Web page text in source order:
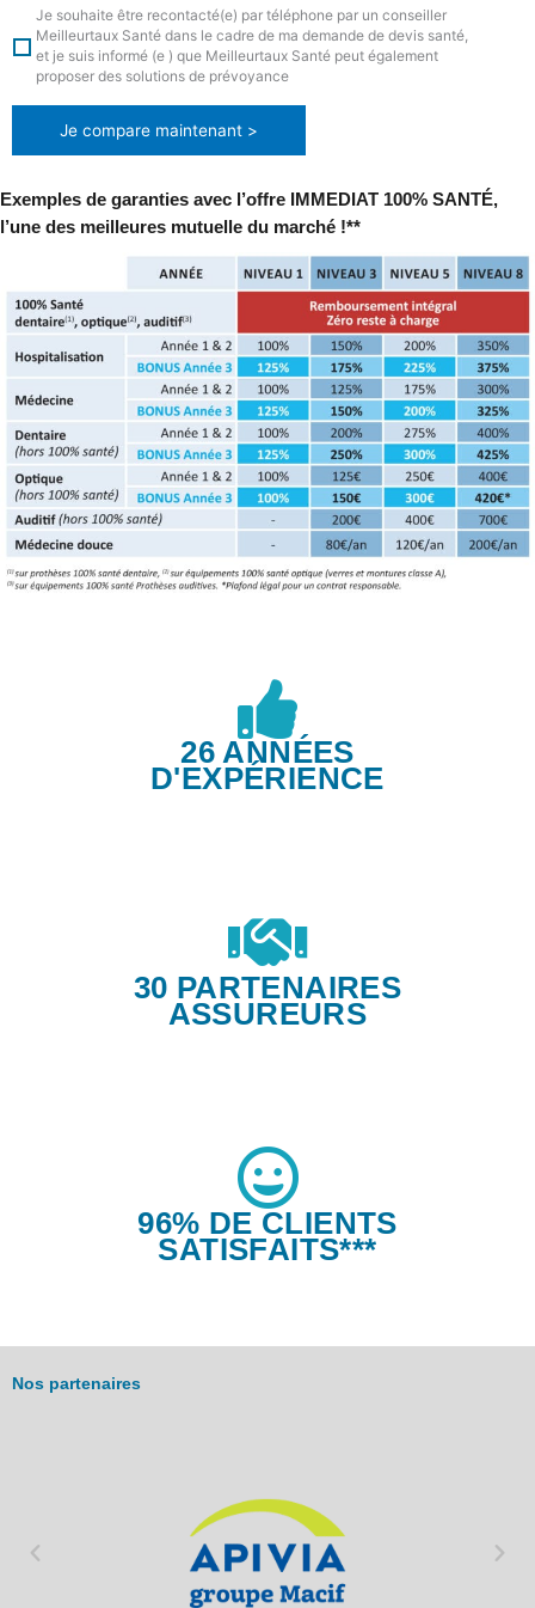
Exemples de garanties avec l’offre IMMEDIAT 100% SANTÉ,
l’une des meilleures mutuelle du marché !**
Je souhaite être recontacté(e) par téléphone par un conseiller
Meilleurtaux Santé dans le cadre de ma demande de devis santé,
et je suis informé (e ) que Meilleurtaux Santé peut également
proposer des solutions de prévoyance
Je compare maintenant >
26 ANNÉES
D'EXPÉRIENCE
30 PARTENAIRES
ASSUREURS
96% DE CLIENTS
SATISFAITS***
Nos partenaires